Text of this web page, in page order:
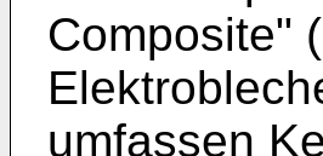
Composite"
umfassen